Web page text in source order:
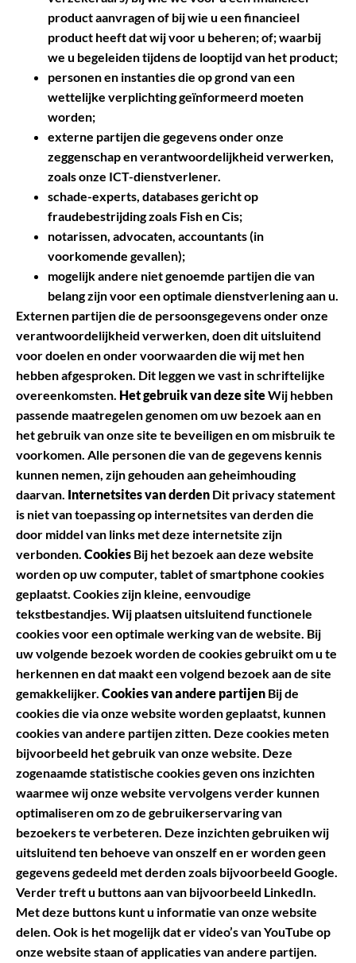
product aanvragen of bij wie u een financieel
product heeft dat wij voor u beheren; of; waarbij
we u begeleiden tijdens de looptijd van het product;
personen en instanties die op grond van een
wettelijke verplichting geïnformeerd moeten
worden;
externe partijen die gegevens onder onze
zeggenschap en verantwoordelijkheid verwerken,
zoals onze ICT-­dienstverlener.
schade-experts, databases gericht op
fraudebestrijding zoals Fish en Cis;
notarissen, advocaten, accountants (in
voorkomende gevallen);
mogelijk andere niet genoemde partijen die van
belang zijn voor een optimale dienstverlening aan u.
Externen partijen die de persoonsgegevens onder onze
verantwoordelijkheid verwerken, doen dit uitsluitend
voor doelen en onder voorwaarden die wij met hen
hebben afgesproken. Dit leggen we vast in schriftelijke
overeenkomsten. Het gebruik van deze siteWij hebben
passende maatregelen genomen om uw bezoek aan en
het gebruik van onze site te beveiligen en om misbruik te
voorkomen. Alle personen die van de gegevens kennis
kunnen nemen, zijn gehouden aan geheimhouding
daarvan. Internetsites van derden Dit privacy statement
is niet van toepassing op internetsites van derden die
door middel van links met deze internetsite zijn
verbonden. Cookies Bij het bezoek aan deze website
worden op uw computer, tablet of smartphone cookies
geplaatst. Cookies zijn kleine, eenvoudige
tekstbestandjes. Wij plaatsen uitsluitend functionele
cookies voor een optimale werking van de website. Bij
uw volgende bezoek worden de cookies gebruikt om u te
herkennen en dat maakt een volgend bezoek aan de site
gemakkelijker. Cookies van andere partijen Bij de
cookies die via onze website worden geplaatst, kunnen
cookies van andere partijen zitten. Deze cookies meten
bijvoorbeeld het gebruik van onze website. Deze
zogenaamde statistische cookies geven ons inzichten
waarmee wij onze website vervolgens verder kunnen
optimaliseren om zo de gebruikerservaring van
bezoekers te verbeteren. Deze inzichten gebruiken wij
uitsluitend ten behoeve van onszelf en er worden geen
gegevens gedeeld met derden zoals bijvoorbeeld Google.
Verder treft u buttons aan van bijvoorbeeld LinkedIn.
Met deze buttons kunt u informatie van onze website
delen. Ook is het mogelijk dat er video’s van YouTube op
onze website staan of applicaties van andere partijen.